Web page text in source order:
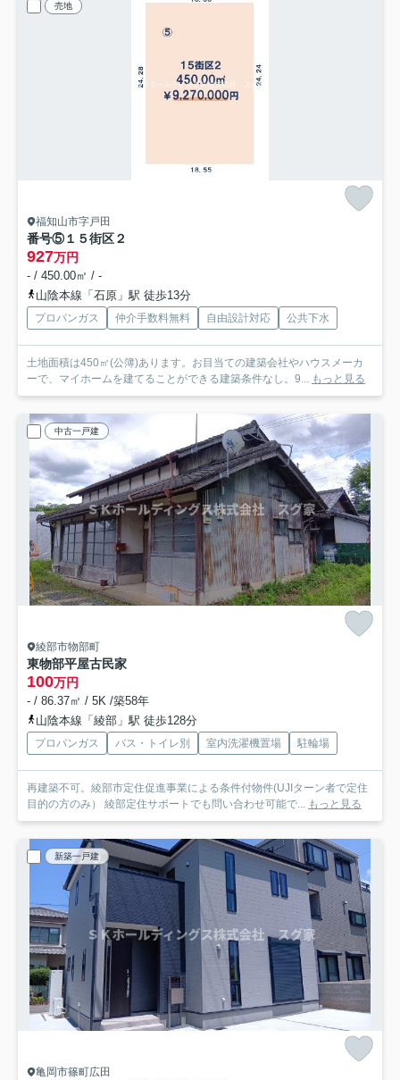
売地
福知山市字戸田
番号⑤１５街区２
927万円
- / 450.00㎡ / -
山陰本線「石原」駅 徒歩13分
プロパンガス 仲介手数料無料 自由設計対応 公共下水
土地面積は450㎡(公簿)あります。お目当ての建築会社やハウスメーカ
ーで、マイホームを建てることができる建築条件なし。9... もっと見る
中古一戸建
綾部市物部町
東物部平屋古民家
100万円
- / 86.37㎡ / 5K /築58年
山陰本線「綾部」駅 徒歩128分
プロパンガス バス・トイレ別 室内洗濯機置場 駐輪場
再建築不可。綾部市定住促進事業による条件付物件(UJIターン者で定住
目的の方のみ） 綾部定住サポートでも問い合わせ可能で... もっと見る
新築一戸建
亀岡市篠町広田